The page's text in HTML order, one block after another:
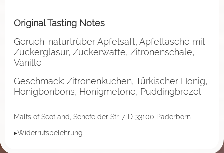
Original Tasting Notes
Geruch: naturtrüber Apfelsaft, Apfeltasche mit
Zuckerglasur, Zuckerwatte, Zitronenschale,
Vanille
Geschmack: Zitronenkuchen, Türkischer Honig,
Honigbonbons, Honigmelone, Puddingbrezel
Malts of Scotland, Senefelder Str. 7, D-33100 Paderborn
▸Widerrufsbelehrung